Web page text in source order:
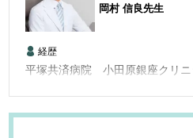
岡村 信良先生
経歴
平塚共済病院 小田原銀座クリ